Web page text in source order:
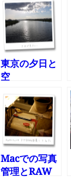
東京の夕日と
空
Macでの写真
管理とRAW